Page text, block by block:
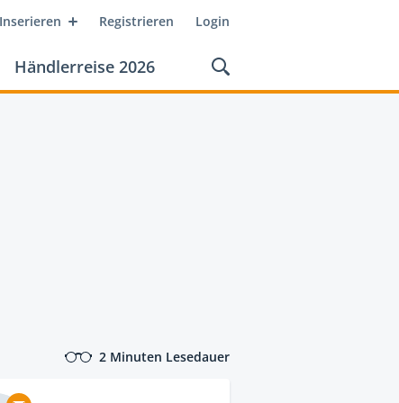
Inserieren Registrieren Login
Händlerreise 2026
2 Minuten Lesedauer